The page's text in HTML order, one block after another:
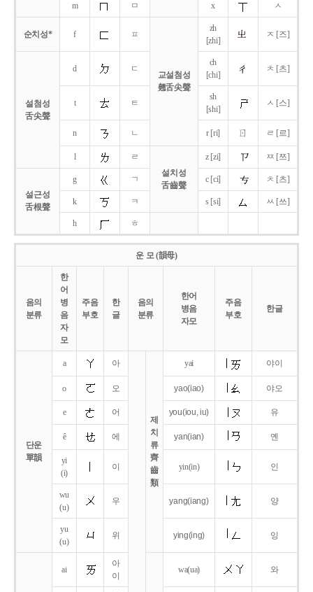
m ㅁ x ㅅ
순치성* f ㅍ
교설첨성
翹舌尖聲
zh
[zhi]
ㅈ [즈]
설첨성
舌尖聲
d ㄷ
ch
[chi]
ㅊ [츠]
t ㅌ
sh
[shi]
ㅅ [스]
n ㄴ r [ri] ㄖ ㄹ [르]
l
ㄹ
설치성
舌齒聲
z [zi] ㅉ [쯔]
설근성
舌根聲
g ㄱ c [ci] ㅊ [츠]
k ㅋ s [si] ㅆ [쓰]
h ㅎ
운 모 (韻母)
음의
분류
한
어
병
음
자
모
주음
부호
한
글
음의
분류
한어
병음
자모
주음
부호
한글
단운
單韻
a 아
제
치
류
齊
齒
類
yai 야이
o 오 yao(iao) 야오
e 어 you(iou,iu) 유
ê 에 yan(ian) 옌
yi
(i)
이 yin(in) 인
wu
(u)
우 yang(iang) 양
yu
(u)
위 ying(ing) 잉
ai
아
이
wa(ua) 와